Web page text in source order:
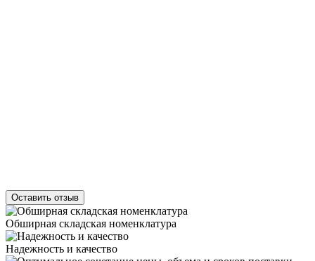
Оставить отзыв
Обширная складская номенклатура
Надежность и качество